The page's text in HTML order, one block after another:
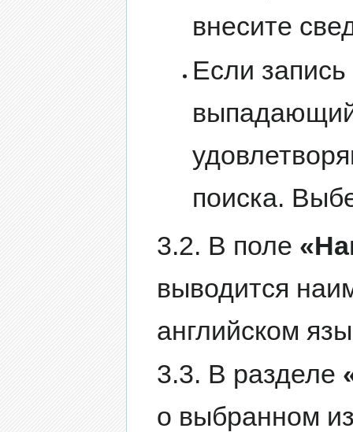
внесите
Если
выпадающий
поиска.
3.2. В поле
выводится
английском
3.3. В разделе
о выбранном